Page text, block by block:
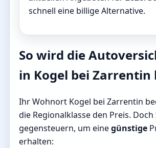
schnell eine billige Alternative.
So wird die
in Kogel bei
Ihr Wohnort Kogel bei Zarrentin
die Regionalklasse den Preis. Doch
gegensteuern, um einegünstige
erhalten: